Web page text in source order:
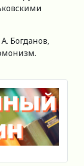
Богданов,